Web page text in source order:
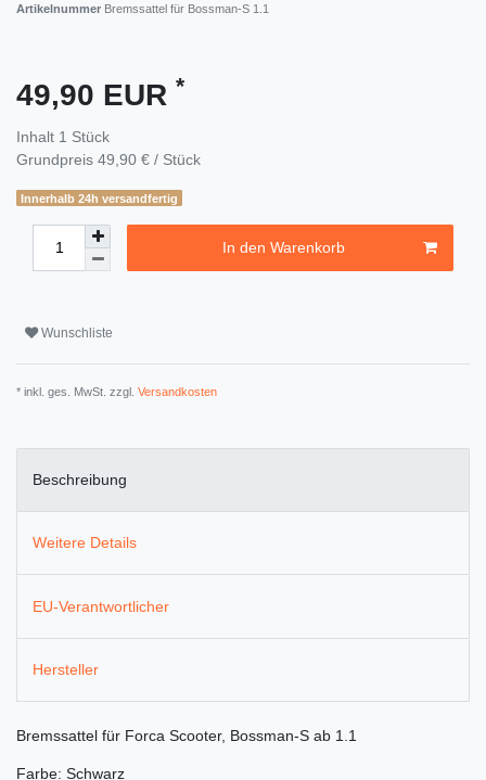
Artikelnummer Bremssattel für Bossman-S 1.1
49,90 EUR *
Inhalt 1 Stück
Grundpreis 49,90 € / Stück
Innerhalb 24h versandfertig
In den Warenkorb
Wunschliste
* inkl. ges. MwSt. zzgl. Versandkosten
Beschreibung
Weitere Details
EU-Verantwortlicher
Hersteller
Bremssattel für Forca Scooter, Bossman-S ab 1.1
Farbe: Schwarz